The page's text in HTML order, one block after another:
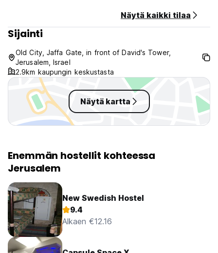
Näytä kaikki tilaa
Sijainti
Old City, Jaffa Gate, in front of David's Tower,
Jerusalem, Israel
2.9km kaupungin keskustasta
Näytä kartta
Enemmän hostellit kohteessa
Jerusalem
New Swedish Hostel
9.4
Alkaen €12.16